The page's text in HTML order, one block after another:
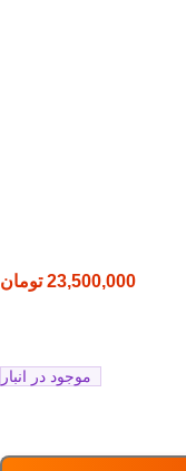
23,500,000 تومان
موجود در انبار